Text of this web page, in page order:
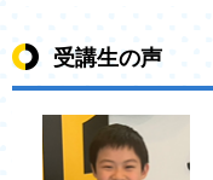
受講生の声